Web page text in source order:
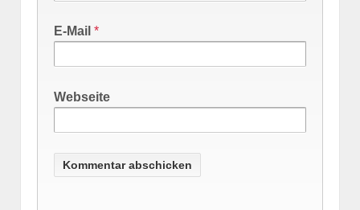
E-Mail *
Webseite